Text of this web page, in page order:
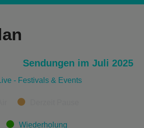
Sendungen im Juli 2025
- Festivals & Events
Wiederholung